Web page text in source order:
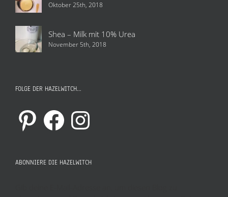
Oktober 25th, 2018
Shea – Milk mit 10% Urea
November 5th, 2018
FOLGE DER HAZELWITCH…
Pinterest FacebookInstagram
ABONNIERE DIE HAZELWITCH